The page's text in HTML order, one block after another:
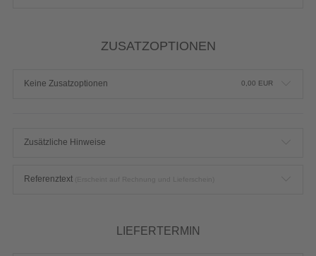
ZUSATZOPTIONEN
Keine Zusatzoptionen 0,00 EUR
Zusätzliche Hinweise
Referenztext
LIEFERTERMIN